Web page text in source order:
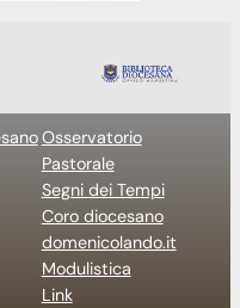
Osservatorio
Pastorale
Segni dei Tempi
Coro diocesano
domenicolando.it
Modulistica
Link